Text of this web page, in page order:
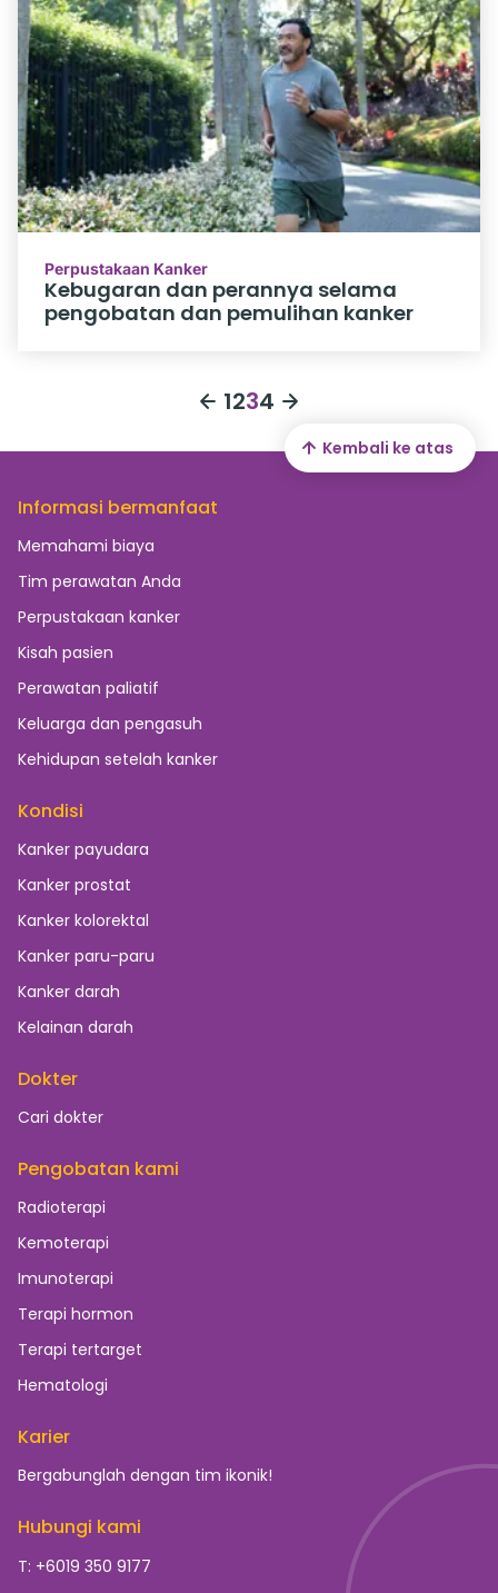
Perpustakaan Kanker
Kebugaran dan perannya selama
pengobatan dan pemulihan kanker
1234
Informasi bermanfaat
Memahami biaya
Tim perawatan Anda
Perpustakaan kanker
Kisah pasien
Perawatan paliatif
Keluarga dan pengasuh
Kehidupan setelah kanker
Kondisi
Kanker payudara
Kanker prostat
Kanker kolorektal
Kanker paru-paru
Kanker darah
Kelainan darah
Dokter
Cari dokter
Pengobatan kami
Radioterapi
Kemoterapi
Imunoterapi
Terapi hormon
Terapi tertarget
Hematologi
Karier
Bergabunglah dengan tim ikonik!
Hubungi kami
T: +6019 350 9177
Kembali ke atas